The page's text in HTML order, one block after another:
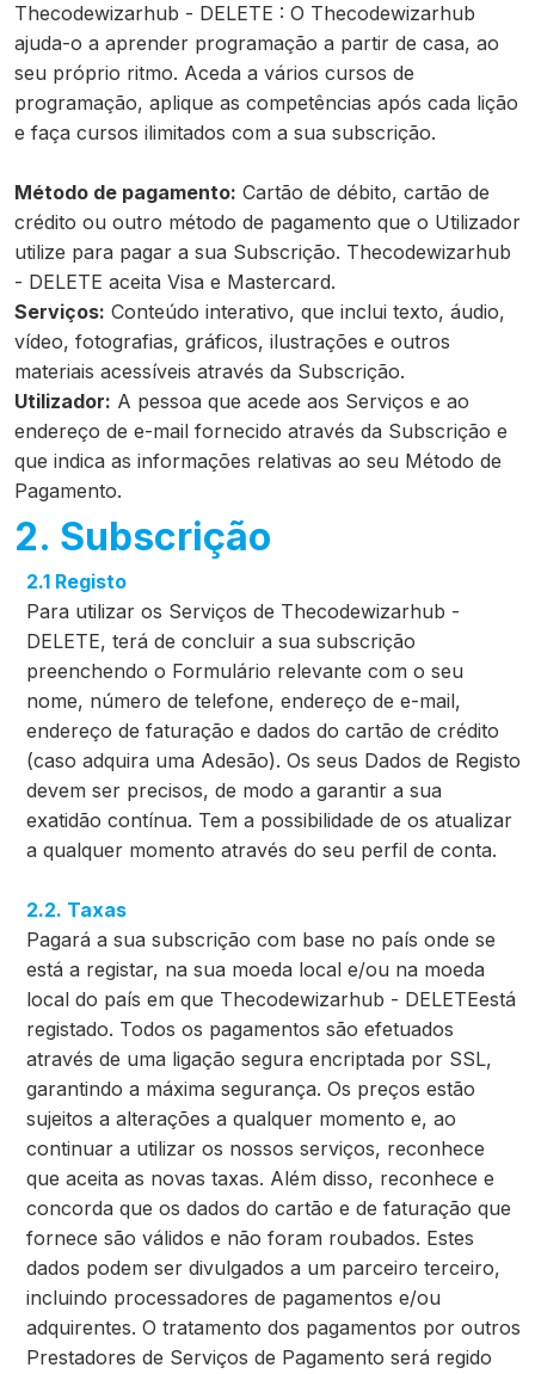
Thecodewizarhub - DELETE : O Thecodewizarhub
ajuda-o a aprender programação a partir de casa, ao
seu próprio ritmo. Aceda a vários cursos de
programação, aplique as competências após cada lição
e faça cursos ilimitados com a sua subscrição.
Método de pagamento: Cartão de débito, cartão de
crédito ou outro método de pagamento que o Utilizador
utilize para pagar a sua Subscrição. Thecodewizarhub
- DELETE aceita Visa e Mastercard.
Serviços: Conteúdo interativo, que inclui texto, áudio,
vídeo, fotografias, gráficos, ilustrações e outros
materiais acessíveis através da Subscrição.
Utilizador: A pessoa que acede aos Serviços e ao
endereço de e-mail fornecido através da Subscrição e
que indica as informações relativas ao seu Método de
Pagamento.
2. Subscrição
2.1 Registo
Para utilizar os Serviços de Thecodewizarhub -
DELETE, terá de concluir a sua subscrição
preenchendo o Formulário relevante com o seu
nome, número de telefone, endereço de e-mail,
endereço de faturação e dados do cartão de crédito
(caso adquira uma Adesão). Os seus Dados de Registo
devem ser precisos, de modo a garantir a sua
exatidão contínua. Tem a possibilidade de os atualizar
a qualquer momento através do seu perfil de conta.
2.2. Taxas
Pagará a sua subscrição com base no país onde se
está a registar, na sua moeda local e/ou na moeda
local do país em que Thecodewizarhub - DELETEestá
registado. Todos os pagamentos são efetuados
através de uma ligação segura encriptada por SSL,
garantindo a máxima segurança. Os preços estão
sujeitos a alterações a qualquer momento e, ao
continuar a utilizar os nossos serviços, reconhece
que aceita as novas taxas. Além disso, reconhece e
concorda que os dados do cartão e de faturação que
fornece são válidos e não foram roubados. Estes
dados podem ser divulgados a um parceiro terceiro,
incluindo processadores de pagamentos e/ou
adquirentes. O tratamento dos pagamentos por outros
Prestadores de Serviços de Pagamento será regido